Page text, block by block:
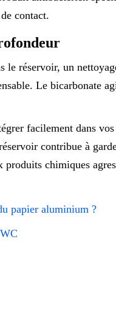
contact.
le réservoir, un
Le bicarbonate
facilement dans
contribue à
produits chimiques
papier aluminium ?